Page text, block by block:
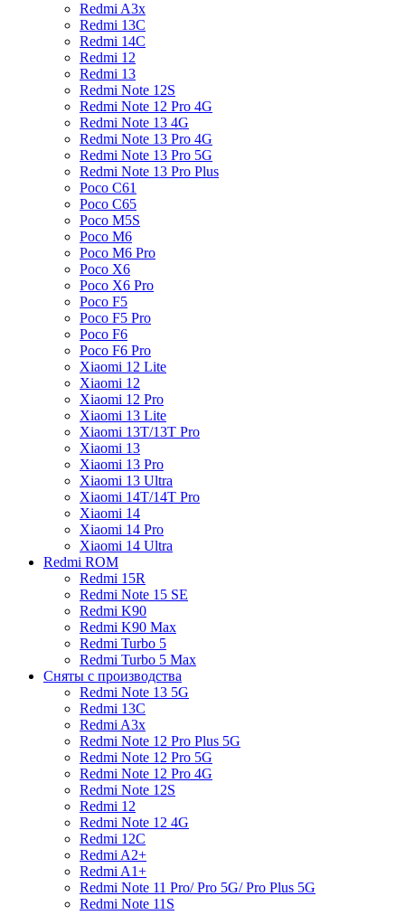
Redmi A3x
Redmi 13C
Redmi 14C
Redmi 12
Redmi 13
Redmi Note 12S
Redmi Note 12 Pro 4G
Redmi Note 13 4G
Redmi Note 13 Pro 4G
Redmi Note 13 Pro 5G
Redmi Note 13 Pro Plus
Poco C61
Poco C65
Poco M5S
Poco M6
Poco M6 Pro
Poco X6
Poco X6 Pro
Poco F5
Poco F5 Pro
Poco F6
Poco F6 Pro
Xiaomi 12 Lite
Xiaomi 12
Xiaomi 12 Pro
Xiaomi 13 Lite
Xiaomi 13T/13T Pro
Xiaomi 13
Xiaomi 13 Pro
Xiaomi 13 Ultra
Xiaomi 14T/14T Pro
Xiaomi 14
Xiaomi 14 Pro
Xiaomi 14 Ultra
Redmi ROM
Redmi 15R
Redmi Note 15 SE
Redmi K90
Redmi K90 Max
Redmi Turbo 5
Redmi Turbo 5 Max
Сняты с производства
Redmi Note 13 5G
Redmi 13C
Redmi A3x
Redmi Note 12 Pro Plus 5G
Redmi Note 12 Pro 5G
Redmi Note 12 Pro 4G
Redmi Note 12S
Redmi 12
Redmi Note 12 4G
Redmi 12C
Redmi A2+
Redmi A1+
Redmi Note 11 Pro/ Pro 5G/ Pro Plus 5G
Redmi Note 11S